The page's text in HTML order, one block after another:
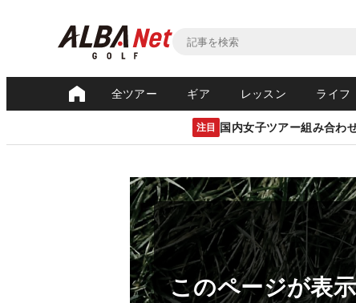
全ツアー ギア レッスン ライフ
注目 国内女子ツアー組み合わ
このページが表